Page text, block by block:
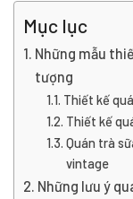
Mục lục
Những mẫu
tượng
Thiết kế
Thiết kế
Quán trà
vintage
Những lưu ý